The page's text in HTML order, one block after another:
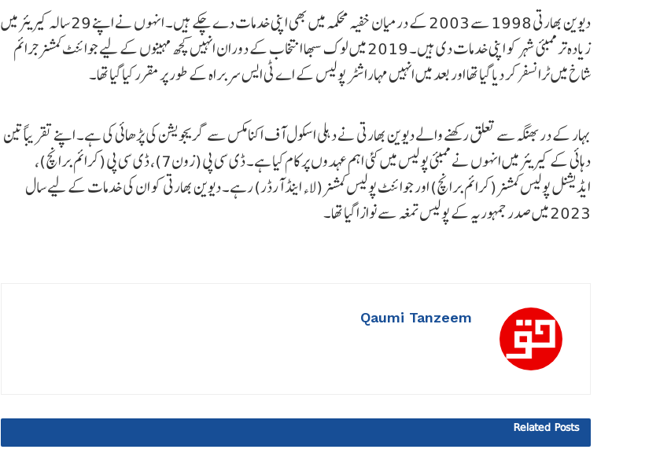
دیوین بھارتی 1998 سے 2003 کے درمیان خفیہ محکمہ میں بھی اپنی خدمات دے چکے ہیں۔ انہوں نے اپنے 29 سالہ کیریئر میں
زیادہ تر ممبئی شہر کو اپنی خدمات دی ہیں۔ 2019 میں لوک سبھا انتخاب کے دوران انہیں کچھ مہینوں کے لیے جوائنٹ کمشنر جرائم
شاخ میں ٹرانسفر کر دیا گیا تھا اور بعد میں انہیں مہاراشٹر پولیس کے اے ٹی ایس سربراہ کے طور پر مقرر کیا گیا تھا۔
بہار کے دربھنگہ سے تعلق رکھنے والے دیوین بھارتی نے دہلی اسکول آف اکنامکس سے گریجویشن کی پڑھائی کی ہے۔ اپنے تقریباً تین
دہائی کے کیریئر میں انہوں نے ممبئی پولیس میں کئی اہم عہدوں پر کام کیا ہے۔ ڈی سی پی (زون7)، ڈی سی پی (کرائم برانچ)،
ایڈیشنل پولیس کمشنر (کرائم برانچ) اور جوائنٹ پولیس کمشنر (لاء اینڈ آرڈر) رہے۔ دیوین بھارتی کو ان کی خدمات کے لیے سال
2023 میں صدر جمہوریہ کے پولیس تمغہ سے نوازا گیا تھا۔
Qaumi Tanzeem
Related Posts